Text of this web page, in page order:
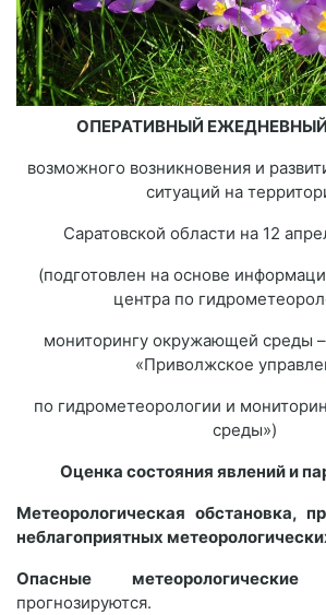
ОПЕРАТИВНЫЙ
возможного возникновения и
ситуаций на
Саратовской области на 12
(подготовлен на основе
центра по
мониторингу окружающей среды
«Приволжское
по гидрометеорологии и
среды»)
Оценка состояния явлений и
Метеорологическая обстановка,
неблагоприятных
Опасные
прогнозируются.